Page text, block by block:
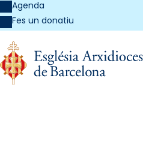
Agenda
Fes un donatiu